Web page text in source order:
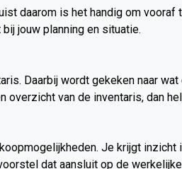
daarom is het handig om
jouw planning en situatie.
Daarbij wordt gekeken naar
overzicht van de inventaris, dan
Je krijgt
dat aansluit op de